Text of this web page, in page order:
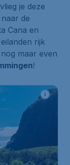
je deze
de
Cana en
rijk
maar even
!